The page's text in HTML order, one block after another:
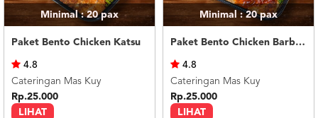
Minimal : 20pax
Paket Bento Chicken Katsu
LIHAT
4.8
Cateringan Mas Kuy
Rp.25.000
Minimal : 20pax
Paket Bento Chicken Barbeque
LIHAT
4.8
Cateringan Mas Kuy
Rp.25.000